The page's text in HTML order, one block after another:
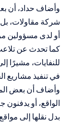
وأضاف حداد، أن
شركة مقاولات،
أو لدى مسؤولين
كما تحدث عن تلاعب
للنفايات، مشيرًا
في تنفيذ مشاريع
وأضاف أن بعض
الواقع، أو
بدل نقلها إلى